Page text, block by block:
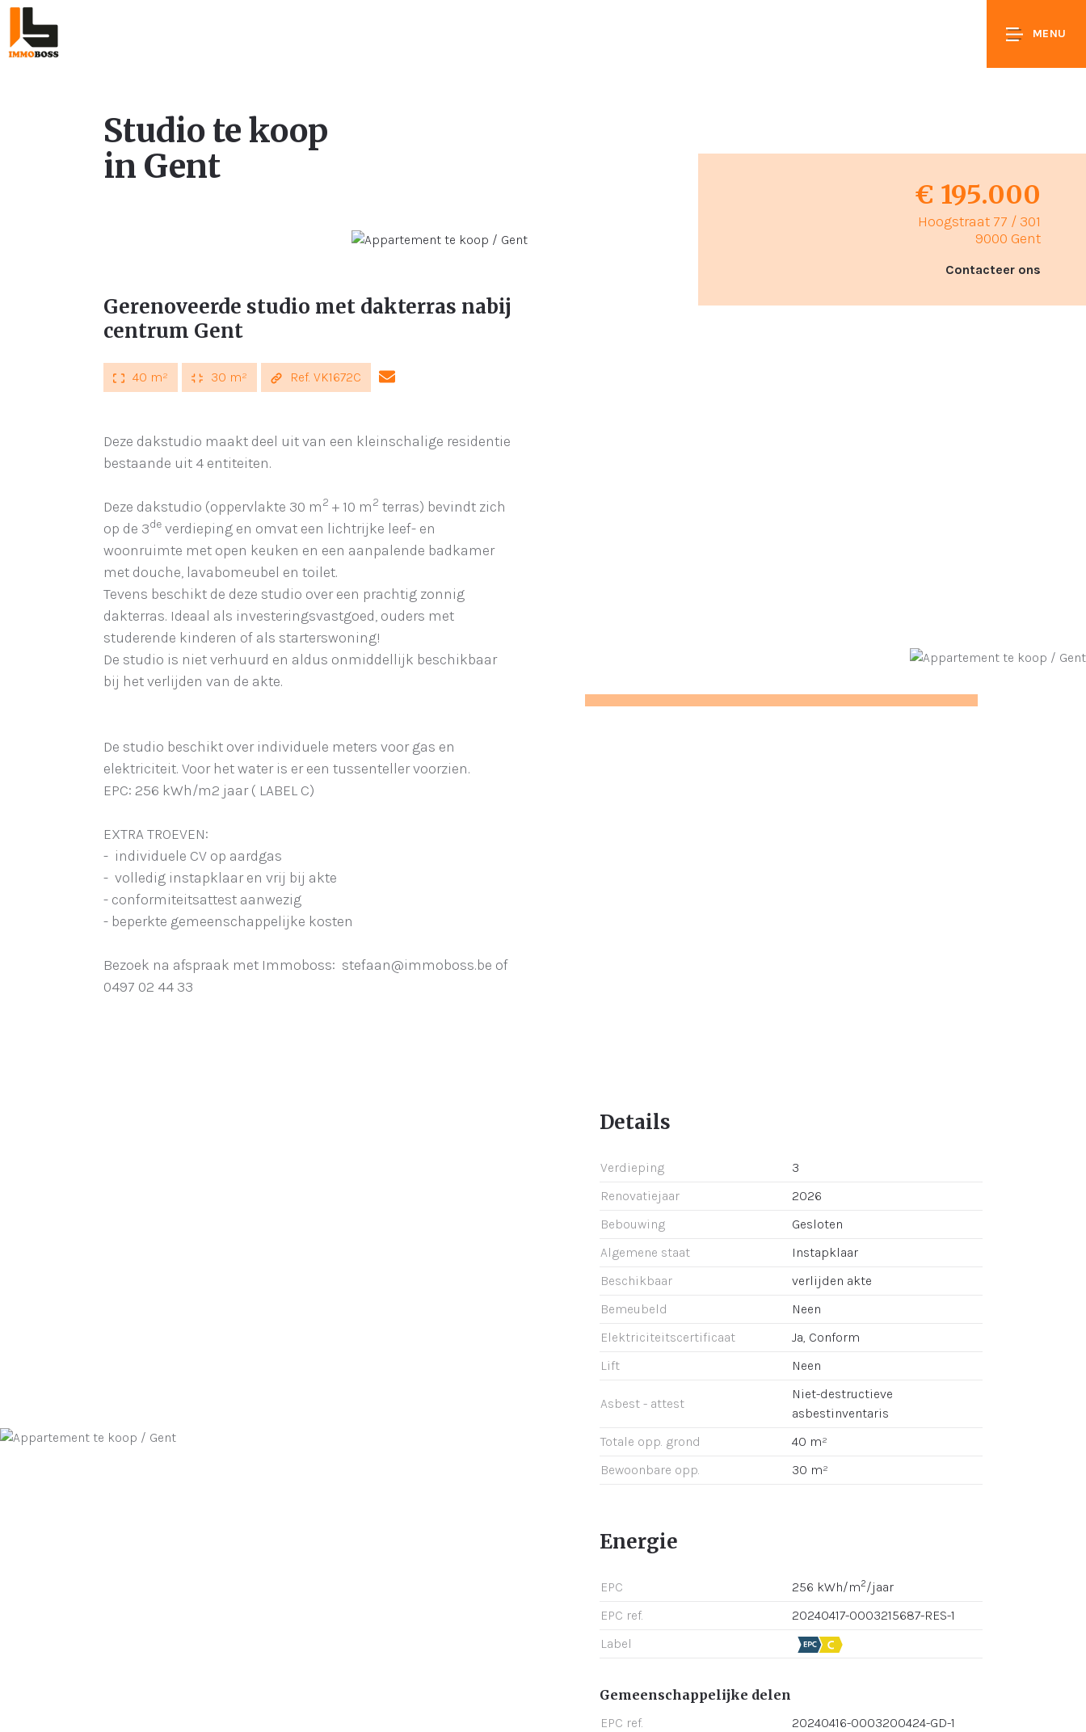
MENU
Studio te koop
in Gent
€ 195.000
Hoogstraat 77 / 301
9000 Gent
Contacteer ons
Gerenoveerde studio met dakterras nabij
centrum Gent
40 m² 30 m² Ref. VK1672C
Deze dakstudio maakt deel uit van een kleinschalige residentie
bestaande uit 4 entiteiten.
Deze dakstudio (oppervlakte 30 m 2 + 10 m 2 terras) bevindt zich
op de 3de verdieping en omvat een lichtrijke leef- en
woonruimte met open keuken en een aanpalende badkamer
met douche, lavabomeubel en toilet.
Tevens beschikt de deze studio over een prachtig zonnig
dakterras. Ideaal als investeringsvastgoed, ouders met
studerende kinderen of als starterswoning!
De studio is niet verhuurd en aldus onmiddellijk beschikbaar
bij het verlijden van de akte.
De studio beschikt over individuele meters voor gas en
elektriciteit. Voor het water is er een tussenteller voorzien.
EPC: 256 kWh/m2 jaar ( LABEL C)
EXTRA TROEVEN:
- individuele CV op aardgas
- volledig instapklaar en vrij bij akte
- conformiteitsattest aanwezig
- beperkte gemeenschappelijke kosten
Bezoek na afspraak met Immoboss: stefaan@immoboss.be of
0497 02 44 33
Details
Verdieping
3
Renovatiejaar
2026
Bebouwing
Gesloten
Algemene staat
Instapklaar
Beschikbaar
verlijden akte
Bemeubeld
Neen
Elektriciteitscertificaat
Ja, Conform
Lift
Neen
Asbest - attest
Niet-destructieve
asbestinventaris
Totale opp. grond
40 m²
Bewoonbare opp.
30 m²
Energie
EPC 256 kWh/m2/jaar
EPC ref.
20240417-0003215687-RES-1
Label
Gemeenschappelijke delen
EPC ref. 20240416-0003200424-GD-1